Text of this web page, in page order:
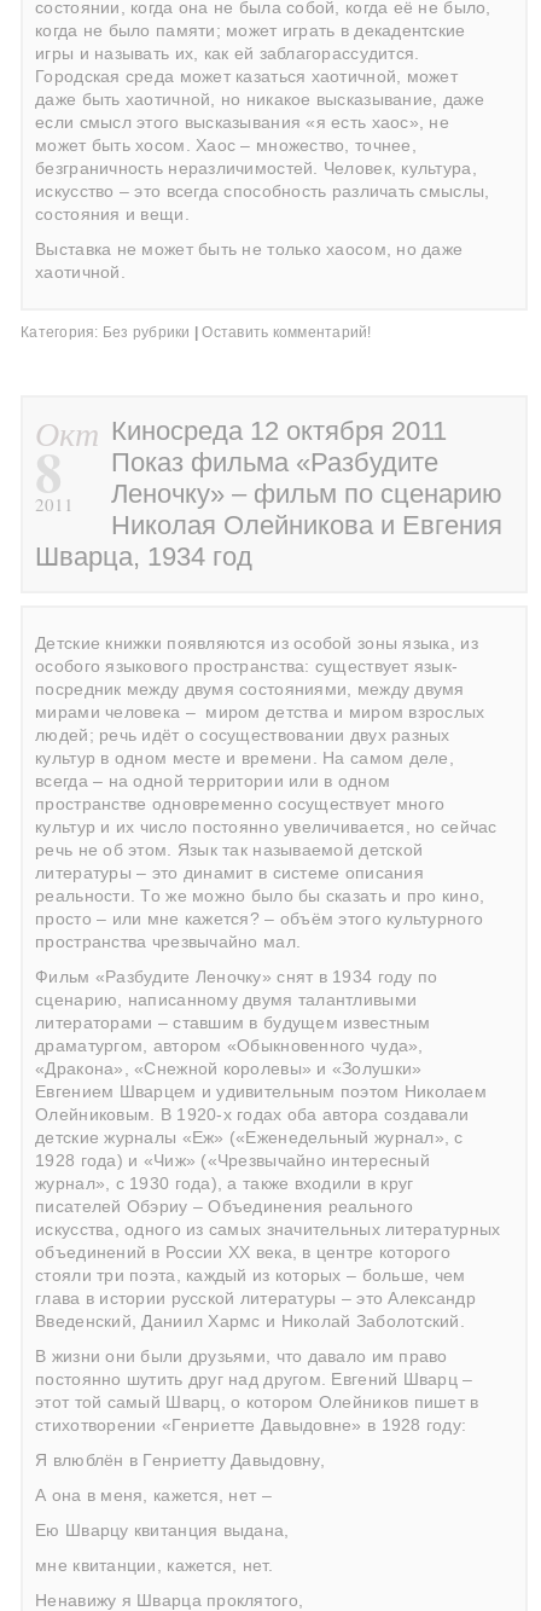
состоянии, когда она не была собой, когда её не было,
когда не было памяти; может играть в декадентские
игры и называть их, как ей заблагорассудится.
Городская среда может казаться хаотичной, может
даже быть хаотичной, но никакое высказывание, даже
если смысл этого высказывания «я есть хаос», не
может быть хосом. Хаос – множество, точнее,
безграничность неразличимостей. Человек, культура,
искусство – это всегда способность различать смыслы,
состояния и вещи.
Выставка не может быть не только хаосом, но даже
хаотичной.
Категория: Без рубрики Оставить комментарий!
Окт
8
2011
Киносреда 12 октября 2011
Показ фильма «Разбудите
Леночку» – фильм по сценарию
Николая Олейникова и Евгения
Шварца, 1934 год
Детские книжки появляются из особой зоны языка, из
особого языкового пространства: существует язык-
посредник между двумя состояниями, между двумя
мирами человека – миром детства и миром взрослых
людей; речь идёт о сосуществовании двух разных
культур в одном месте и времени. На самом деле,
всегда – на одной территории или в одном
пространстве одновременно сосуществует много
культур и их число постоянно увеличивается, но сейчас
речь не об этом. Язык так называемой детской
литературы – это динамит в системе описания
реальности. То же можно было бы сказать и про кино,
просто – или мне кажется? – объём этого культурного
пространства чрезвычайно мал.
Фильм «Разбудите Леночку» снят в 1934 году по
сценарию, написанному двумя талантливыми
литераторами – ставшим в будущем известным
драматургом, автором «Обыкновенного чуда»,
«Дракона», «Снежной королевы» и «Золушки»
Евгением Шварцем и удивительным поэтом Николаем
Олейниковым. В 1920-х годах оба автора создавали
детские журналы «Еж» («Еженедельный журнал», с
1928 года) и «Чиж» («Чрезвычайно интересный
журнал», с 1930 года), а также входили в круг
писателей Обэриу – Объединения реального
искусства, одного из самых значительных литературных
объединений в России ХХ века, в центре которого
стояли три поэта, каждый из которых – больше, чем
глава в истории русской литературы – это Александр
Введенский, Даниил Хармс и Николай Заболотский.
В жизни они были друзьями, что давало им право
постоянно шутить друг над другом. Евгений Шварц –
этот той самый Шварц, о котором Олейников пишет в
стихотворении «Генриетте Давыдовне» в 1928 году:
Я влюблён в Генриетту Давыдовну,
А она в меня, кажется, нет –
Ею Шварцу квитанция выдана,
мне квитанции, кажется, нет.
Ненавижу я Шварца проклятого,